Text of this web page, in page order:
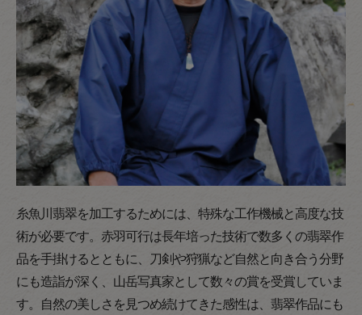
糸魚川翡翠を加工するためには、特殊な工作機械と高度な技
術が必要です。赤羽可行は長年培った技術で数多くの翡翠作
品を手掛けるとともに、刀剣や狩猟など自然と向き合う分野
にも造詣が深く、山岳写真家として数々の賞を受賞していま
す。自然の美しさを見つめ続けてきた感性は、翡翠作品にも